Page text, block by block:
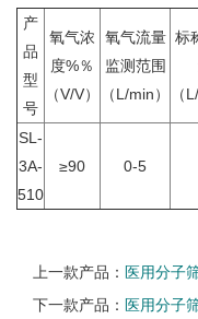
产
品
型
号
氧气浓
度%％
（V/V）
氧气流量
监测范围
（L/min）
标
（
SL-
3A-
510
≥90 0-5
上一款产品： 医用分子
下一款产品： 医用分子